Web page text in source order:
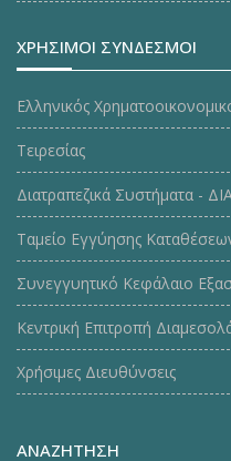
ΧΡΗΣΙΜΟΙ ΣΥΝΔΕΣΜΟΙ
Ελληνικός
Τειρεσίας
Διατραπεζικά Συστήματα -
Ταμείο Εγγύησης
Συνεγγυητικό Κεφάλαιο
Κεντρική Επιτροπή
Χρήσιμες Διευθύνσεις
ΑΝΑΖΗΤΗΣΗ